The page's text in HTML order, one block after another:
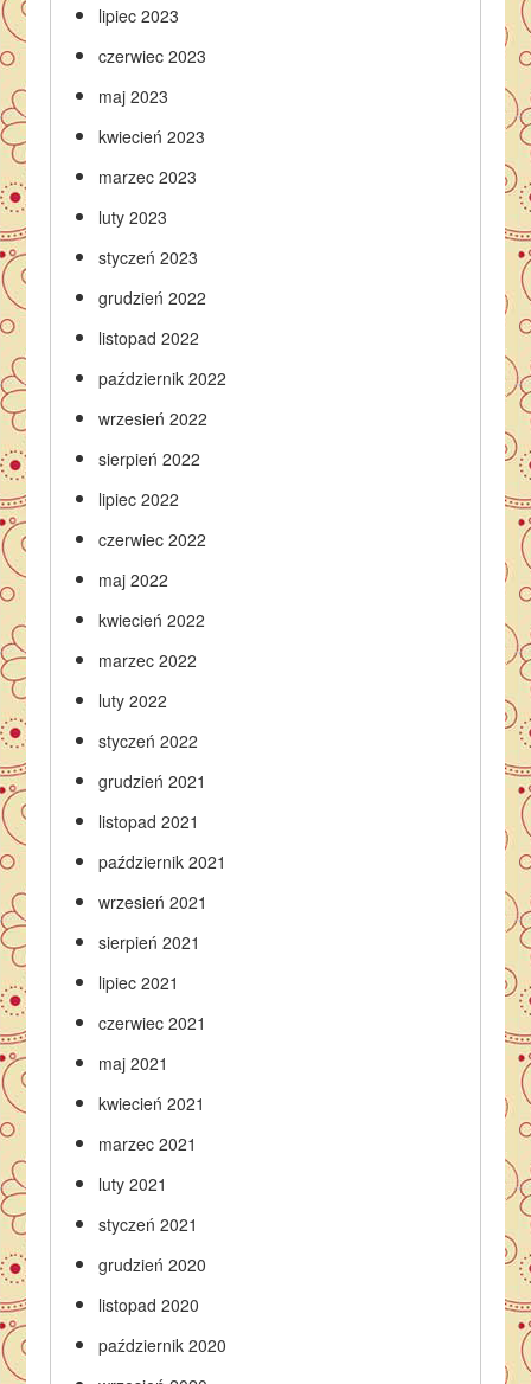
lipiec 2023
czerwiec 2023
maj 2023
kwiecień 2023
marzec 2023
luty 2023
styczeń 2023
grudzień 2022
listopad 2022
październik 2022
wrzesień 2022
sierpień 2022
lipiec 2022
czerwiec 2022
maj 2022
kwiecień 2022
marzec 2022
luty 2022
styczeń 2022
grudzień 2021
listopad 2021
październik 2021
wrzesień 2021
sierpień 2021
lipiec 2021
czerwiec 2021
maj 2021
kwiecień 2021
marzec 2021
luty 2021
styczeń 2021
grudzień 2020
listopad 2020
październik 2020